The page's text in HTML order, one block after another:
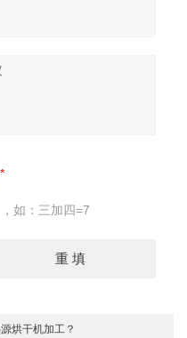
如：三加四=7
烘干机加工？